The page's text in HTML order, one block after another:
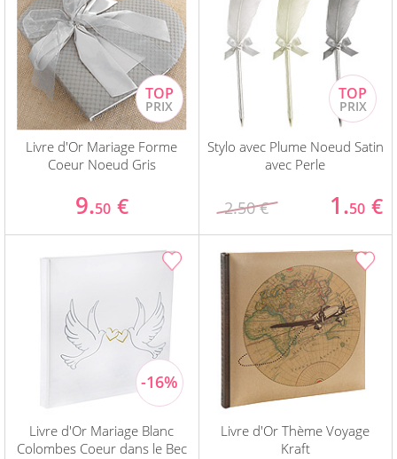
Livre d'Or Mariage Forme
Coeur Noeud Gris
9.50 €
Stylo avec Plume Noeud Satin
avec Perle
2.50 € 1.50 €
Livre d'Or Mariage Blanc
Colombes Coeur dans le Bec
Livre d'Or Thème Voyage
Kraft